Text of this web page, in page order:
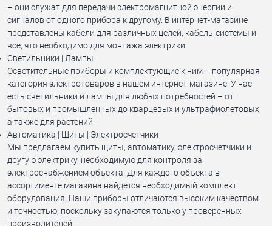
– они служат для передачи электромагнитной энергии и
сигналов от одного прибора к другому. В интернет-магазине
представлены кабели для различных целей, кабель-системы и
все, что необходимо для монтажа электрики.
Светильники | Лампы
Осветительные приборы и комплектующие к ним – популярная
категория электротоваров в нашем интернет-магазине. У нас
есть светильники и лампы для любых потребностей – от
бытовых и промышленных до кварцевых и ультрафиолетовых,
а также для растений.
Автоматика | Щиты | Электросчетчики
Мы предлагаем купить щиты, автоматику, электросчетчики и
другую электрику, необходимую для контроля за
электроснабжением объекта. Для каждого объекта в
ассортименте магазина найдется необходимый комплект
оборудования. Наши приборы отличаются высоким качеством
и точностью, поскольку закупаются только у проверенных
производителей.